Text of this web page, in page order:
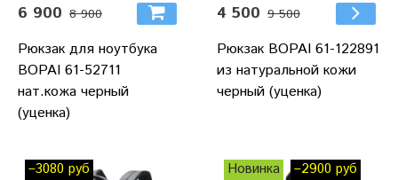
6 900 8 900
Рюкзак для ноутбука
BOPAI 61-52711
нат.кожа черный
(уценка)
4 500 9 500
Рюкзак BOPAI 61-122891
из натуральной кожи
черный (уценка)
–3080 руб
Новинка
–2900 руб